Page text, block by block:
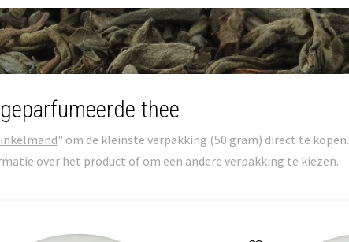
thee
" om de kleinste verpakking (50 gram) direct te kopen.
over het product of om een andere verpakking te kiezen.